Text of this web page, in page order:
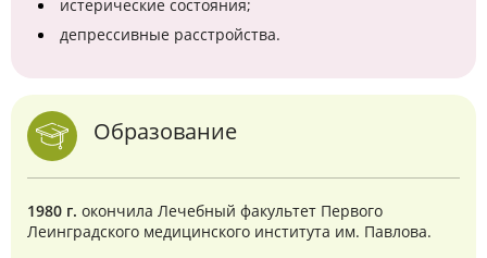
истерические состояния;
депрессивные расстройства.
Образование
1980 г. окончила Лечебный факультет Первого
Леинградского медицинского института им. Павлова.